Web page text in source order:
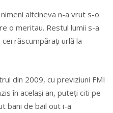
altcineva n-a vrut s-o
o meritau. Restul lumii s-a
răscumpăraţi urlă la
din 2009, cu previziuni FMI
în acelaşi an, puteţi citi pe
bani de bail out i-a